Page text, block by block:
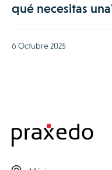
qué necesitas
6 Octubre 2025